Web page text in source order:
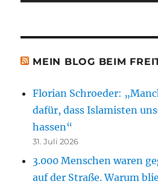
MEIN BLOG BEIM
Florian Schroeder:
dafür, dass Islamisten
hassen“
31. Juli 2026
3.000 Menschen waren
auf der Straße. Warum